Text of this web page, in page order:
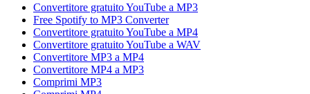
Convertitore gratuito YouTube a MP3
Free Spotify to MP3 Converter
Convertitore gratuito YouTube a MP4
Convertitore gratuito YouTube a WAV
Convertitore MP3 a MP4
Convertitore MP4 a MP3
Comprimi MP3